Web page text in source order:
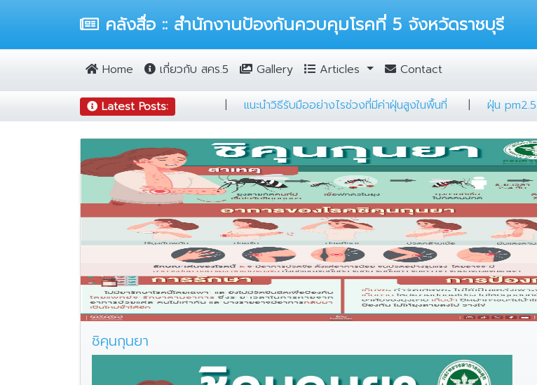
คลังสื่อ :: สำนักงานป้องกันควบคุมโรคที่ 5 จังหวัดราชบุรี
Home เกี่ยวกับ สคร.5 Gallery Articles Contact
Latest Posts:
สายแคมป์ต้องรู้|5 ข้อ ป้องกันฝุ่นฟุ้งทั่วเมือง|แนะนำวิธีรับมืออย่างไรช่วงที่มีค่าฝุ่นสูงในพื้นที่
ชิคุนกุนยา